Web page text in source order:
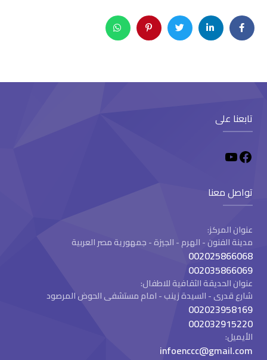
تابعنا على
تواصل معنا
عنوان المركز:
مدينة الفنون - الهرم - الجيزة - جمهورية مصر العربية
002025866068
002035866069
عنوان الحديقة الثقافية للاطفال:
شارع قدرى - السيدة زينب - امام مستشفى الحوض المرصود
002023958169
002032915220
الأيميل:
infoenccc@gmail.com